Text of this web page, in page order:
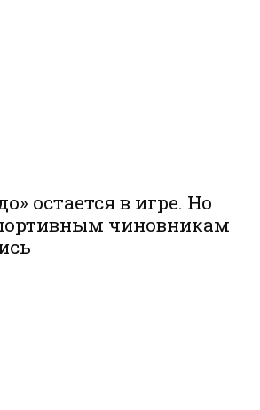
остается в игре. Но
чиновникам